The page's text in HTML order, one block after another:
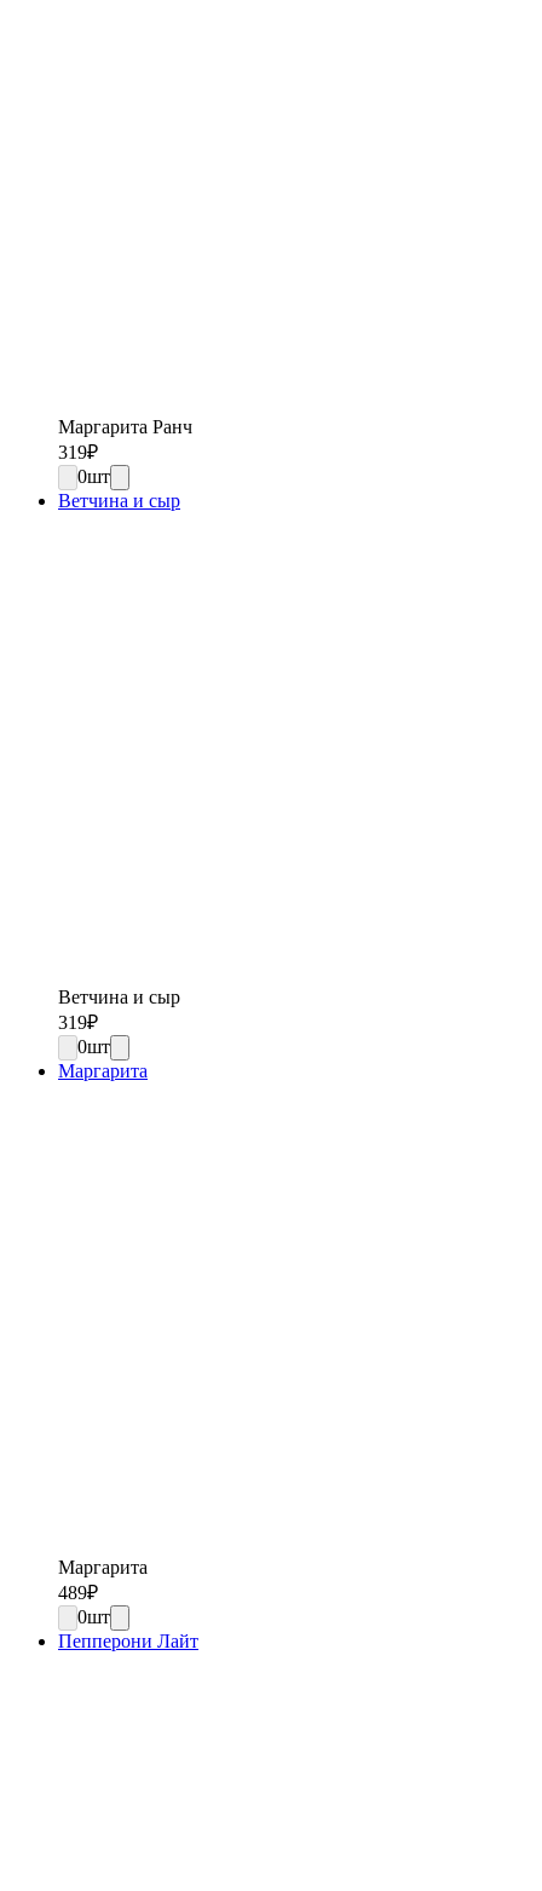
Маргарита Ранч
319₽
0шт
Ветчина и сыр
Ветчина и сыр
319₽
0шт
Маргарита
Маргарита
489₽
0шт
Пепперони Лайт